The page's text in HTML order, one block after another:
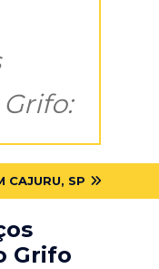
CAJURU, SP
Grifo